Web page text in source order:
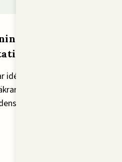
&
idéer, prototyper och
hållbara lösningar
odling.